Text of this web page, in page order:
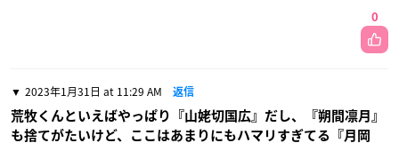
0
2023年1月31日 at 11:29 AM 返信
荒牧くんといえばやっぱり『山姥切国広』だし、『朔間凛月』
も捨てがたいけど、ここはあまりにもハマリすぎてる『月岡